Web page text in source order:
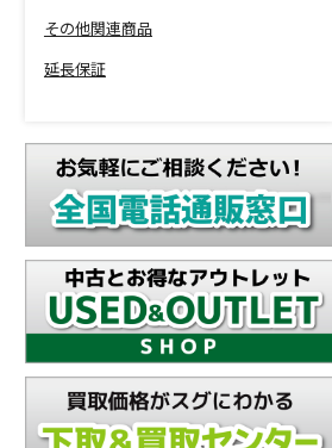
その他関連商品
延長保証